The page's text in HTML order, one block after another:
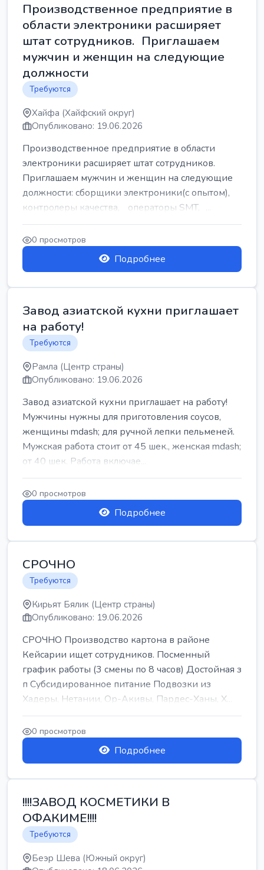
Производственное предприятие в
области электроники расширяет
штат сотрудников. Приглашаем
мужчин и женщин на следующие
должности
Требуются
Хайфа (Хайфский округ)
Опубликовано: 19.06.2026
Производственное предприятие в области
электроники расширяет штат сотрудников.
Приглашаем мужчин и женщин на следующие
должности: сборщики электроники(с опытом),
контролеры качества, операторы SMT, ...
0 просмотров
Подробнее
Завод азиатской кухни приглашает
на работу!
Требуются
Рамла (Центр страны)
Опубликовано: 19.06.2026
Завод азиатской кухни приглашает на работу!
Мужчины нужны для приготовления соусов,
женщины mdash; для ручной лепки пельменей.
Мужская работа стоит от 45 шек., женская mdash;
от 40 шек. Работа включае...
0 просмотров
Подробнее
СРОЧНО
Требуются
Кирьят Бялик (Центр страны)
Опубликовано: 19.06.2026
СРОЧНО Производство картона в районе
Кейсарии ищет сотрудников. Посменный
график работы (3 смены по 8 часов) Достойная з
п Субсидированное питание Подвозки из
Хадеры, Нетании, Ор-Акивы, Пардес-Ханы, Х...
0 просмотров
Подробнее
!!!!ЗАВОД КОСМЕТИКИ В
ОФАКИМЕ!!!!
Требуются
Беэр Шева (Южный округ)